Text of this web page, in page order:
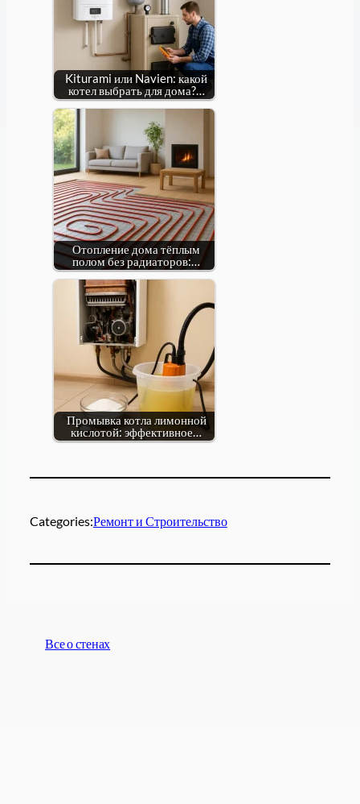
Kiturami или Navien: какой
котел выбрать для дома?…
Отопление дома тёплым
полом без радиаторов:…
Промывка котла лимонной
кислотой: эффективное…
Categories:Ремонт и Строительство
Все о стенах